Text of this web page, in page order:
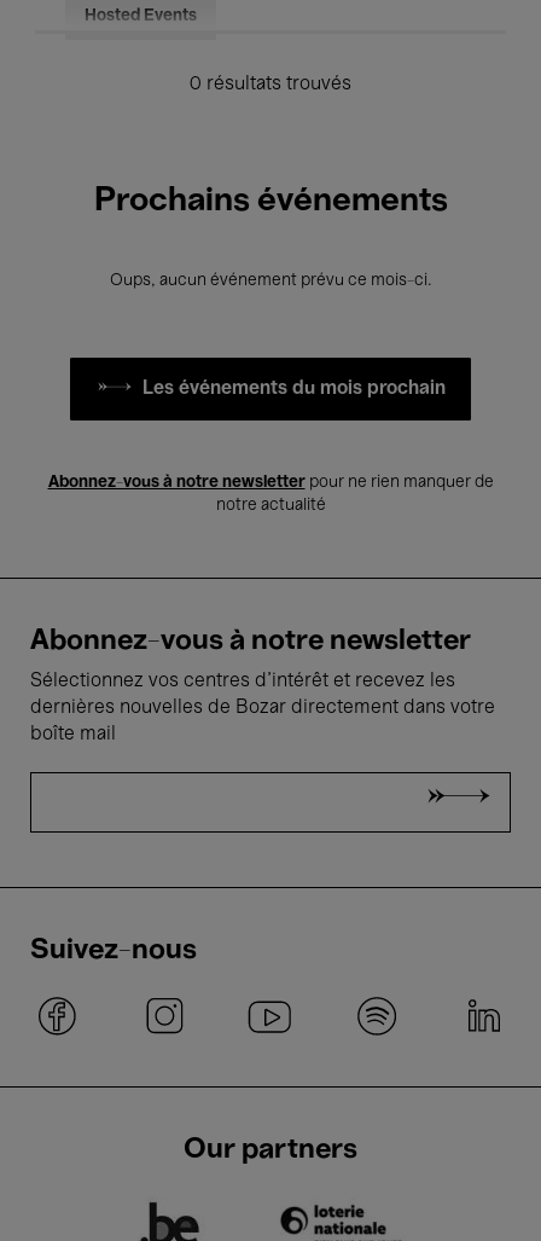
Hosted Events
0 résultats trouvés
Prochains événements
Oups, aucun événement prévu ce mois-ci.
Les événements du mois prochain
Abonnez-vous à notre newsletterpour ne rien manquer de
notre actualité
Abonnez-vous à notre newsletter
Sélectionnez vos centres d'intérêt et recevez les
dernières nouvelles de Bozar directement dans votre
boîte mail
Suivez-nous
Our partners